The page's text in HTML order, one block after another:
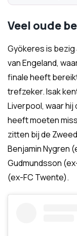
Veel oude
Gyökeres is
van Engeland,
finale heeft
trefzeker. Isak
Liverpool, waar
heeft moeten
zitten bij de
Benjamin Nygren
Gudmundsson
(ex-FC Twente).